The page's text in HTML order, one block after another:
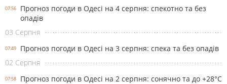
07:56
Прогноз погоди в Одесі на 4 серпня: спекотно та без
опадів
03 Серпня
07:49
Прогноз погоди в Одесі на 3 серпня: спека та без опадів
02 Серпня
07:58
Прогноз погоди в Одесі на 2 серпня: сонячно та до +28°С